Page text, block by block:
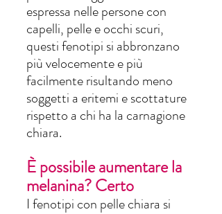
espressa nelle persone con
capelli, pelle e occhi scuri,
questi fenotipi si abbronzano
più velocemente e più
facilmente risultando meno
soggetti a eritemi e scottature
rispetto a chi ha la carnagione
chiara.
È possibile aumentare la
melanina? Certo
I fenotipi con pelle chiara si